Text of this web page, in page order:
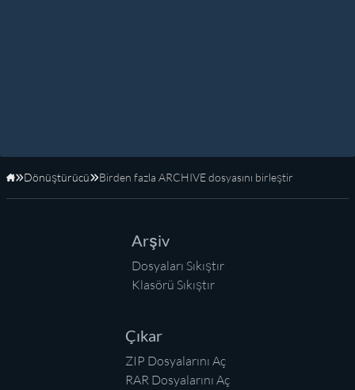
Anasayfa
Dönüştürücü Birden fazla ARCHIVE dosyasını birleştir
Arşiv
Dosyaları Sıkıştır
Klasörü Sıkıştır
Çıkar
ZIP Dosyalarını Aç
RAR Dosyalarını Aç